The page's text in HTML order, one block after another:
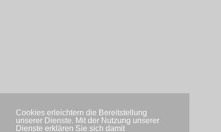
Cookies erleichtern die Bereitstellung
unserer Dienste. Mit der Nutzung unserer
Dienste erklären Sie sich damit